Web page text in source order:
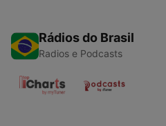
Rádios do Brasil
Radios e Podcasts